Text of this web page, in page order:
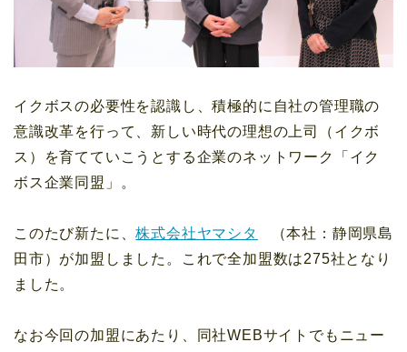
イクボスの必要性を認識し、積極的に自社の管理職の
意識改革を行って、新しい時代の理想の上司（イクボ
ス）を育てていこうとする企業のネットワーク「イク
ボス企業同盟」。
このたび新たに、株式会社ヤマシタ
（本社：静岡県島
田市）が加盟しました。これで全加盟数は275社となり
ました。
なお今回の加盟にあたり、同社WEBサイトでもニュー